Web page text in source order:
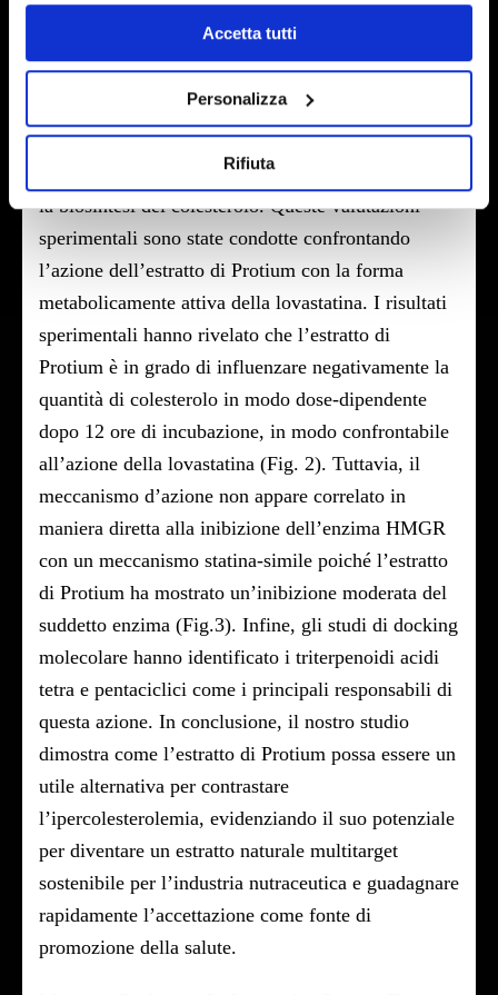
Accetta tutti
Personalizza
Rifiuta
metabolismo del colesterolo (HMGCR, PCSK9,
LDLR, FXR, IDOL, PPAR) (Fig.1).
Successivamente è stato valutato l’accumulo di
colesterolo in cellule di epatociti umani e l’azione
inibitoria nei confronti dell’enzima HMGCR che
catalizza la reazione limitante e di regolazione per
la biosintesi del colesterolo. Queste valutazioni
sperimentali sono state condotte confrontando
l’azione dell’estratto di Protium con la forma
metabolicamente attiva della lovastatina. I risultati
sperimentali hanno rivelato che l’estratto di
Protium è in grado di influenzare negativamente la
quantità di colesterolo in modo dose-dipendente
dopo 12 ore di incubazione, in modo confrontabile
all’azione della lovastatina (Fig. 2). Tuttavia, il
meccanismo d’azione non appare correlato in
maniera diretta alla inibizione dell’enzima HMGR
con un meccanismo statina-simile poiché l’estratto
di Protium ha mostrato un’inibizione moderata del
suddetto enzima (Fig.3). Infine, gli studi di docking
molecolare hanno identificato i triterpenoidi acidi
tetra e pentaciclici come i principali responsabili di
questa azione. In conclusione, il nostro studio
dimostra come l’estratto di Protium possa essere un
utile alternativa per contrastare
l’ipercolesterolemia, evidenziando il suo potenziale
per diventare un estratto naturale multitarget
sostenibile per l’industria nutraceutica e guadagnare
rapidamente l’accettazione come fonte di
promozione della salute.